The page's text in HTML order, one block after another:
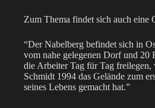
Zum Thema findet sich auch
“Der Nabelberg befindet sich in
vom nahe gelegenen Dorf und 20
die Arbeiter Tag für Tag
Schmidt 1994 das Gelände zum
seines Lebens gemacht hat.”